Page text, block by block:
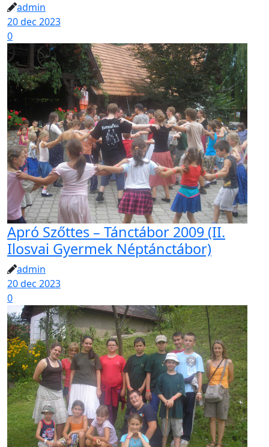
admin
20 dec 2023
0
Apró Szőttes – Tánctábor 2009 (II.
Ilosvai Gyermek Néptánctábor)
admin
20 dec 2023
0